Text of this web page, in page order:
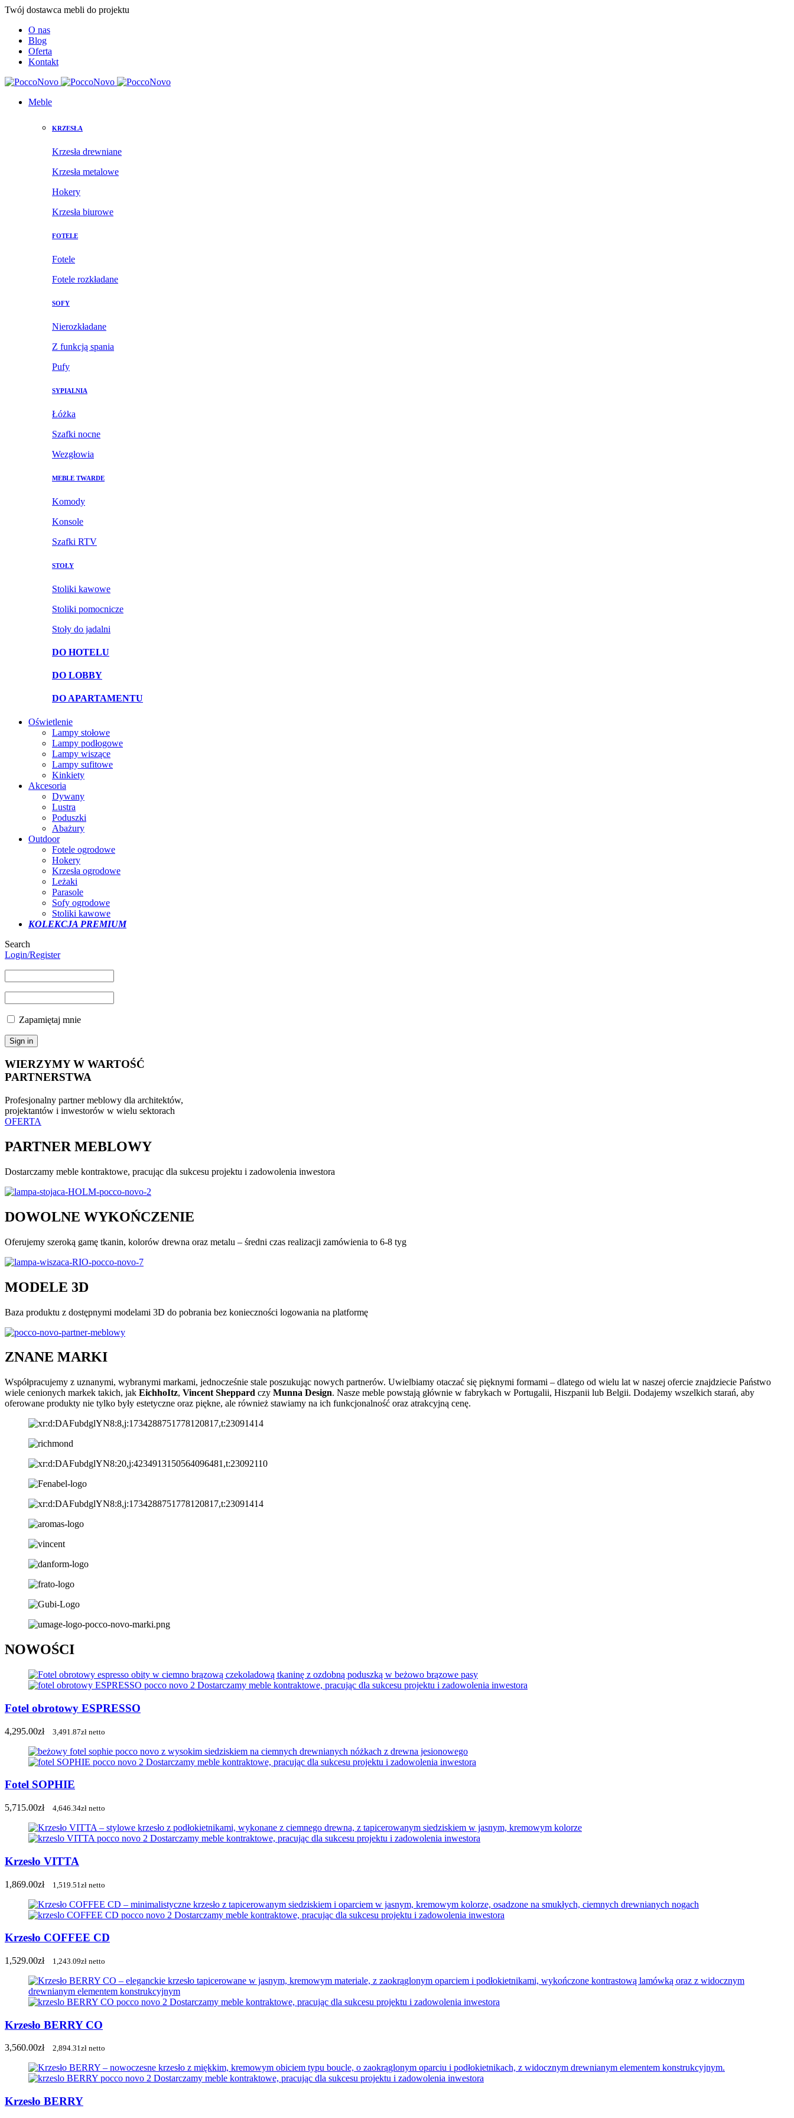
Twój dostawca mebli do projektu
O nas
Blog
Oferta
Kontakt
Meble
KRZESŁA
Krzesła drewniane
Krzesła metalowe
Hokery
Krzesła biurowe
FOTELE
Fotele
Fotele rozkładane
SOFY
Nierozkładane
Z funkcją spania
Pufy
SYPIALNIA
Łóżka
Szafki nocne
Wezgłowia
MEBLE TWARDE
Komody
Konsole
Szafki RTV
STOŁY
Stoliki kawowe
Stoliki pomocnicze
Stoły do jadalni
DO HOTELU
DO LOBBY
DO APARTAMENTU
Oświetlenie
Lampy stołowe
Lampy podłogowe
Lampy wiszące
Lampy sufitowe
Kinkiety
Akcesoria
Dywany
Lustra
Poduszki
Abażury
Outdoor
Fotele ogrodowe
Hokery
Krzesła ogrodowe
Leżaki
Parasole
Sofy ogrodowe
Stoliki kawowe
KOLEKCJA PREMIUM
Search
Login/Register
Zapamiętaj mnie
WIERZYMY W WARTOŚĆ
PARTNERSTWA
Profesjonalny partner meblowy dla architektów,
projektantów i inwestorów w wielu sektorach
OFERTA
PARTNER MEBLOWY
Dostarczamy meble kontraktowe, pracując dla sukcesu projektu i zadowolenia inwestora
DOWOLNE WYKOŃCZENIE
Oferujemy szeroką gamę tkanin, kolorów drewna oraz metalu – średni czas realizacji zamówienia to 6-8 tyg
MODELE 3D
Baza produktu z dostępnymi modelami 3D do pobrania bez konieczności logowania na platformę
ZNANE MARKI
Współpracujemy z uznanymi, wybranymi markami, jednocześnie stale poszukując nowych partnerów. Uwielbiamy otaczać się pięknymi formami – dlatego od wielu lat w naszej ofercie znajdziecie Państwo
wiele cenionych markek takich, jak EichhoItz, Vincent Sheppard czy Munna Design. Nasze meble powstają głównie w fabrykach w Portugalii, Hiszpanii lub Belgii. Dodajemy wszelkich starań, aby
oferowane produkty nie tylko były estetyczne oraz piękne, ale również stawiamy na ich funkcjonalność oraz atrakcyjną cenę.
NOWOŚCI
Fotel obrotowy ESPRESSO
4,295.00zł 3,491.87zł netto
Fotel SOPHIE
5,715.00zł 4,646.34zł netto
Krzesło VITTA
1,869.00zł 1,519.51 zł netto
Krzesło COFFEE CD
1,529.00zł 1,243.09zł netto
Krzesło BERRY CO
3,560.00zł 2,894.31zł netto
Krzesło BERRY